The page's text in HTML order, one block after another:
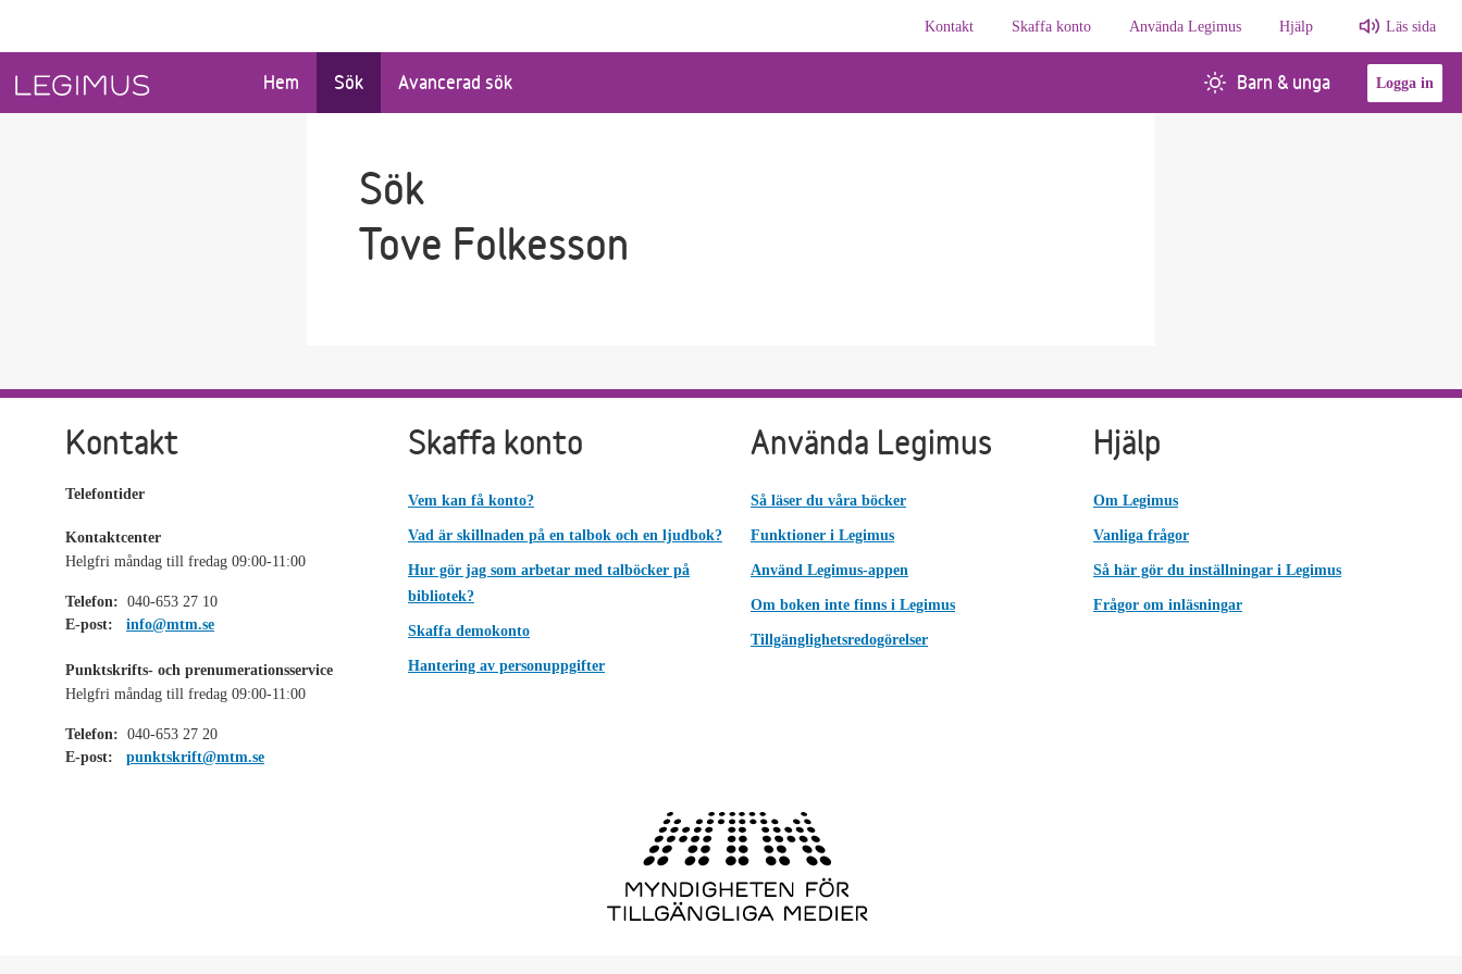
Kontakt
Skaffa konto Använda Legimus Hjälp Läs sida
Hem Sök Avancerad sök Barn & unga Logga in
Sök
Tove Folkesson
Kontakt
Telefontider
Kontaktcenter
Helgfri måndag till fredag 09:00-11:00
Telefon: 040-653 27 10
E-post:
info@mtm.se
Punktskrifts- och prenumerationsservice
Helgfri måndag till fredag 09:00-11:00
Telefon: 040-653 27 20
E-post:
punktskrift@mtm.se
Skaffa konto
Vem kan få konto?
Vad är skillnaden på en talbok och en ljudbok?
Hur gör jag som arbetar med talböcker på
bibliotek?
Skaffa demokonto
Hantering av personuppgifter
Använda Legimus
Så läser du våra böcker
Funktioner i Legimus
Använd Legimus-appen
Om boken inte finns i Legimus
Tillgänglighetsredogörelser
Hjälp
Om Legimus
Vanliga frågor
Så här gör du inställningar i Legimus
Frågor om inläsningar